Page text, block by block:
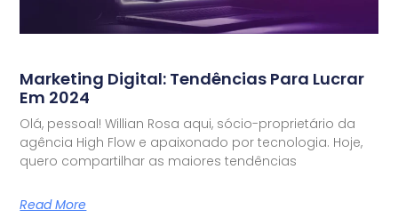
Marketing Digital: Tendências Para Lucrar
Em 2024
Olá, pessoal! Willian Rosa aqui, sócio-proprietário da
agência High Flow e apaixonado por tecnologia. Hoje,
quero compartilhar as maiores tendências
Read More